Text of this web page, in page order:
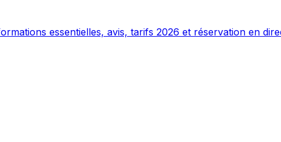
essentielles, avis, tarifs 2026 et réservation en